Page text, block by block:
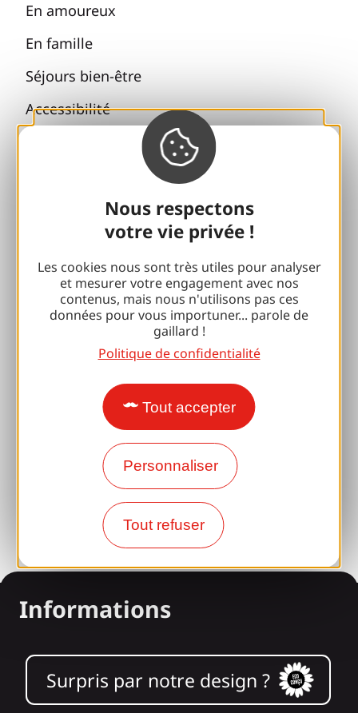
Nous respectons
votre vie privée !
Les cookies nous sont très utiles pour analyser
et mesurer votre engagement avec nos
contenus, mais nous n'utilisons pas ces
données pour vous importuner... parole de
gaillard !
Politique de confidentialité
Tout accepter
Personnaliser
Tout refuser
En amoureux
En famille
Séjours bien-être
Accessibilité
Voyager responsable
Retrouvailles et cousinades
Avec mon chien
Espace Pro
Accueil de Groupes
Séjours sportifs
Club 100 % Gaillard
Brive 100 % Evénement
Photothèque
Espace presse
Informations
Surpris par notre design ?